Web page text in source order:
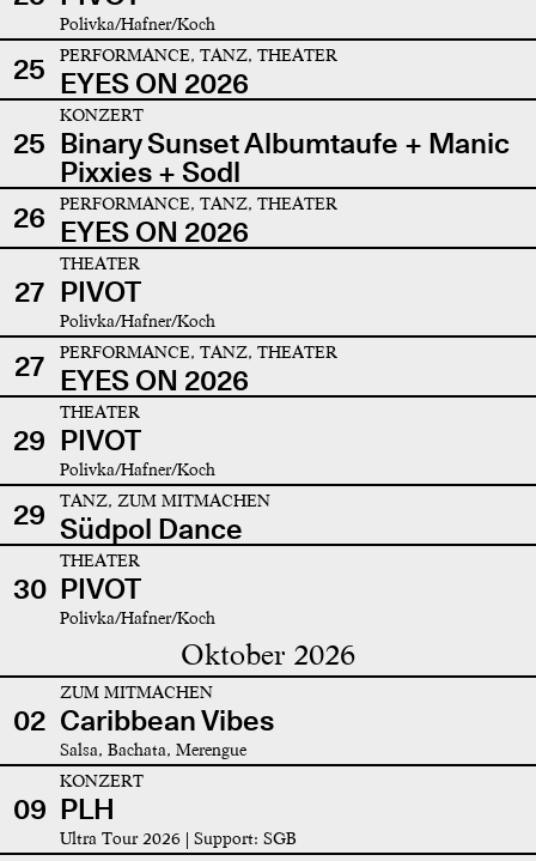
Polivka/Hafner/Koch
25 PERFORMANCE, TANZ, THEATER
EYES ON 2026
25
KONZERT
Binary Sunset Albumtaufe + Manic
Pixxies + Sodl
26
PERFORMANCE, TANZ, THEATER
EYES ON 2026
27
THEATER
PIVOT
Polivka/Hafner/Koch
27 PERFORMANCE, TANZ, THEATER
EYES ON 2026
29
THEATER
PIVOT
Polivka/Hafner/Koch
29 TANZ, ZUM MITMACHEN
Südpol Dance
30
THEATER
PIVOT
Polivka/Hafner/Koch
Oktober 2026
02
ZUM MITMACHEN
Caribbean Vibes
Salsa, Bachata, Merengue
09
KONZERT
PLH
Ultra Tour 2026 | Support: SGB